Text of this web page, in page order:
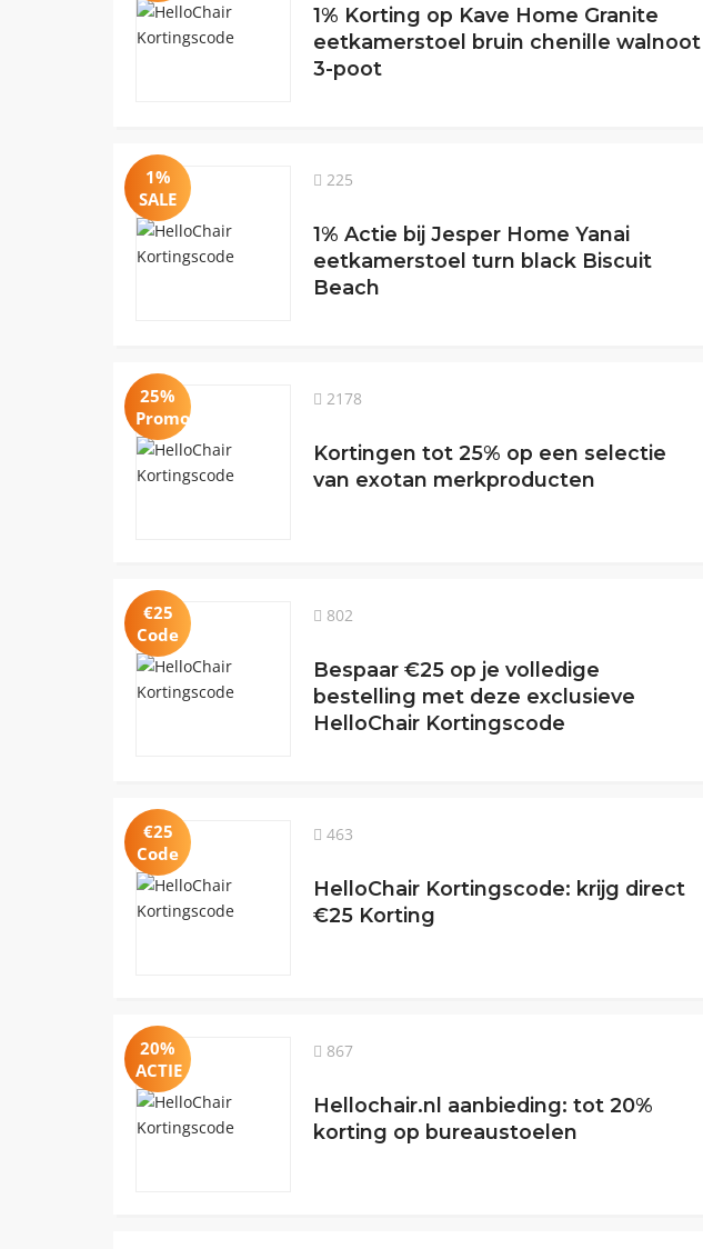
1% Korting op Kave Home Granite
eetkamerstoel bruin chenille walnoot
3-poot
1%
SALE
225
1% Actie bij Jesper Home Yanai
eetkamerstoel turn black Biscuit
Beach
25%
Promotie
2178
Kortingen tot 25% op een selectie
van exotan merkproducten
€25
Code
802
Bespaar €25 op je volledige
bestelling met deze exclusieve
HelloChair Kortingscode
€25
Code
463
HelloChair Kortingscode: krijg direct
€25 Korting
20%
ACTIE
867
Hellochair.nl aanbieding: tot 20%
korting op bureaustoelen